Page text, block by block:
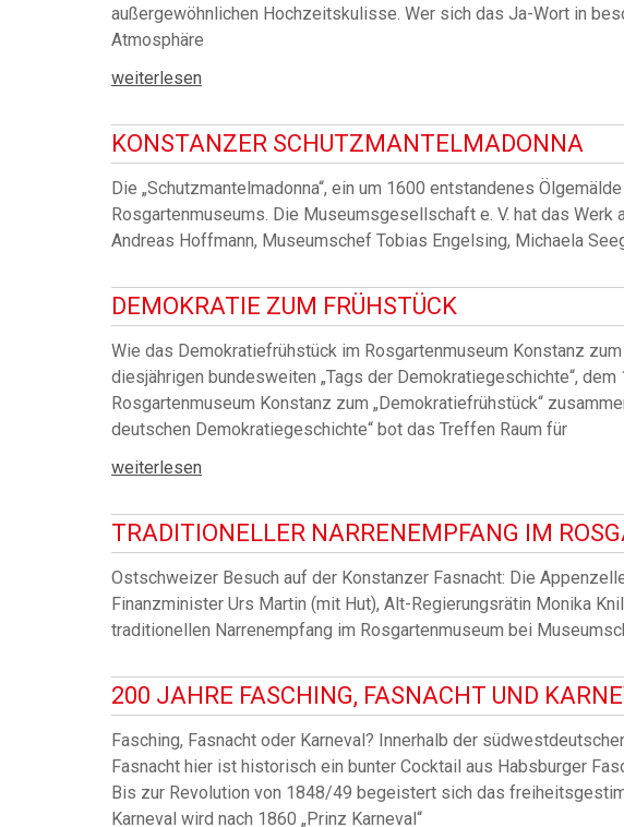
außergewöhnlichen Hochzeitskulisse. Wer sich das Ja-Wort in
Atmosphäre
weiterlesen
KONSTANZER SCHUTZMANTELMADONNA
Die „Schutzmantelmadonna“, ein um 1600 entstandenes
Rosgartenmuseums. Die Museumsgesellschaft e. V. hat das
Andreas Hoffmann, Museumschef Tobias Engelsing, Michaela
DEMOKRATIE ZUM FRÜHSTÜCK
Wie das Demokratiefrühstück im Rosgartenmuseum Konstanz
diesjährigen bundesweiten „Tags der Demokratiegeschichte“,
Rosgartenmuseum Konstanz zum „Demokratiefrühstück“
deutschen Demokratiegeschichte“ bot das Treffen Raum für
weiterlesen
TRADITIONELLER NARRENEMPFANG IM
Ostschweizer Besuch auf der Konstanzer Fasnacht: Die
Finanzminister Urs Martin (mit Hut), Alt-Regierungsrätin Monika
traditionellen Narrenempfang im Rosgartenmuseum bei
200 JAHRE FASCHING, FASNACHT UND
Fasching, Fasnacht oder Karneval? Innerhalb der
Fasnacht hier ist historisch ein bunter Cocktail aus Habsburger
Bis zur Revolution von 1848/49 begeistert sich das
Karneval wird nach 1860 „Prinz Karneval“